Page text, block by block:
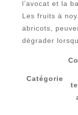
l’avocat et la
Les fruits à
abricots,
dégrader
Catégorie